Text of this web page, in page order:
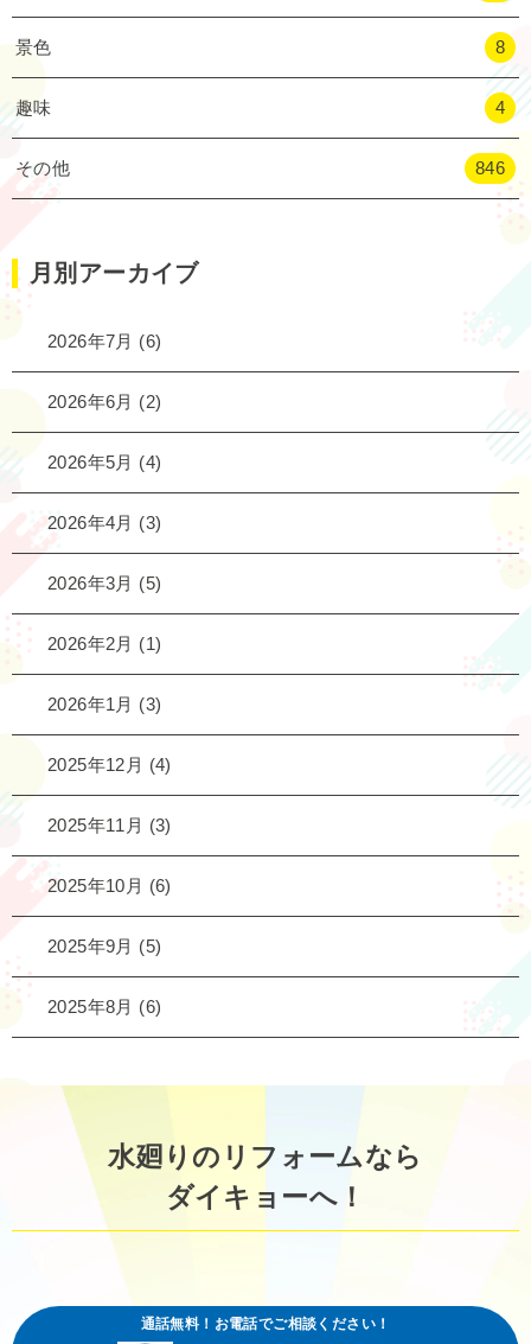
景色 8
趣味 4
その他 846
月別アーカイブ
2026年7月 (6)
2026年6月 (2)
2026年5月 (4)
2026年4月 (3)
2026年3月 (5)
2026年2月 (1)
2026年1月 (3)
2025年12月 (4)
2025年11月 (3)
2025年10月 (6)
2025年9月 (5)
2025年8月 (6)
水廻りのリフォームなら
ダイキョーへ！
通話無料！お電話でご相談ください！